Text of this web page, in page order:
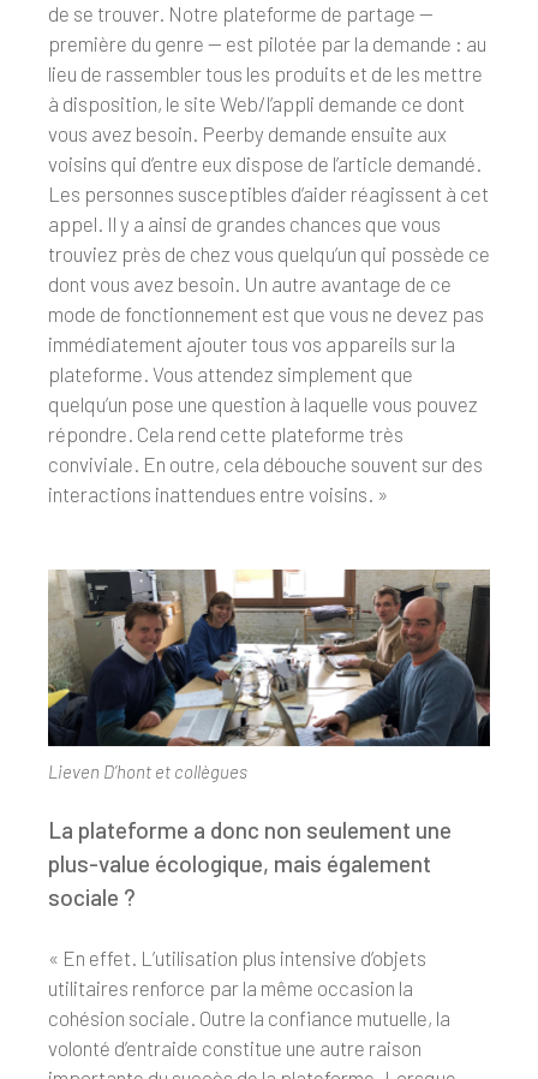
de se trouver. Notre plateforme de partage —
première du genre — est pilotée par la demande : au
lieu de rassembler tous les produits et de les mettre
à disposition, le site Web/l’appli demande ce dont
vous avez besoin. Peerby demande ensuite aux
voisins qui d’entre eux dispose de l’article demandé.
Les personnes susceptibles d’aider réagissent à cet
appel. Il y a ainsi de grandes chances que vous
trouviez près de chez vous quelqu’un qui possède ce
dont vous avez besoin. Un autre avantage de ce
mode de fonctionnement est que vous ne devez pas
immédiatement ajouter tous vos appareils sur la
plateforme. Vous attendez simplement que
quelqu’un pose une question à laquelle vous pouvez
répondre. Cela rend cette plateforme très
conviviale. En outre, cela débouche souvent sur des
interactions inattendues entre voisins. »
Lieven D’hont et collègues
La plateforme a donc non seulement une
plus-value écologique, mais également
sociale ?
« En effet. L’utilisation plus intensive d’objets
utilitaires renforce par la même occasion la
cohésion sociale. Outre la confiance mutuelle, la
volonté d’entraide constitue une autre raison